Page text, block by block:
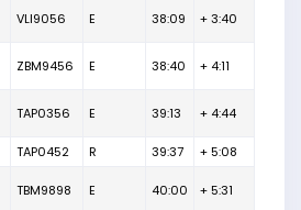
VLI9056 E 38:09 + 3:40
ZBM9456 E 38:40 + 4:11
TAP0356 E 39:13 + 4:44
TAP0452 R 39:37 + 5:08
TBM9898 E 40:00 + 5:31